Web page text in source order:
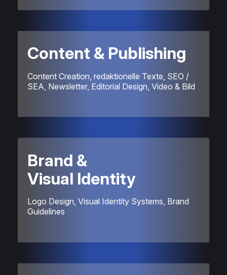
Content & Publishing
Content Creation, redaktionelle Texte, SEO /
SEA, Newsletter, Editorial Design, Video & Bild
Brand &
Visual Identity
Logo Design, Visual Identity Systems, Brand
Guidelines